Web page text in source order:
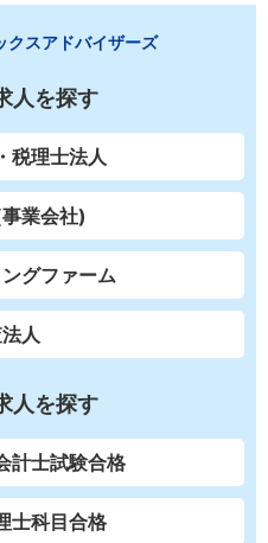
クスアドバイザーズ
人を探す
税理士法人
業会社)
グファーム
人
人を探す
計士試験合格
士科目合格